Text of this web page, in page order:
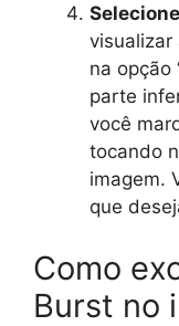
visualizar
na opção
parte
você
tocando
imagem.
que
Como
Burst no